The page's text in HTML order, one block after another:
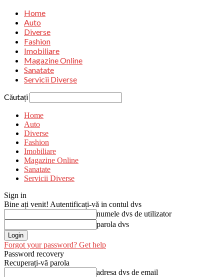
Home
Auto
Diverse
Fashion
Imobiliare
Magazine Online
Sanatate
Servicii Diverse
Căutați
Home
Auto
Diverse
Fashion
Imobiliare
Magazine Online
Sanatate
Servicii Diverse
Sign in
Bine ați venit! Autentificați-vă in contul dvs
numele dvs de utilizator
parola dvs
Forgot your password? Get help
Password recovery
Recuperați-vă parola
adresa dvs de email